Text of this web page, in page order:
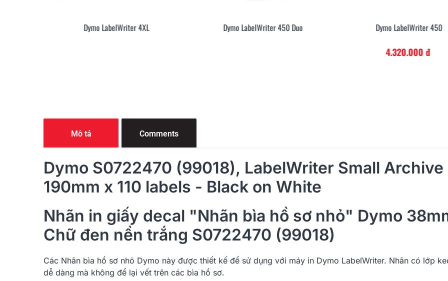
Dymo LabelWriter 4XL Dymo LabelWriter 450 Duo Dymo LabelWriter 450
4.320.000 đ
Mô tả Comments
Dymo S0722470 (99018), LabelWriter Small
190mm x 110 labels - Black on White
Nhãn in giấy decal "Nhãn bìa hồ sơ nhỏ" Dymo
Chữ đen nền trắng S0722470 (99018)
Các Nhãn bìa hồ sơ nhỏ Dymo này được thiết kế để sử dụng với máy in Dymo LabelWriter. Nhãn có lớp
dễ dàng mà không để lại vết trên các bìa hồ sơ.